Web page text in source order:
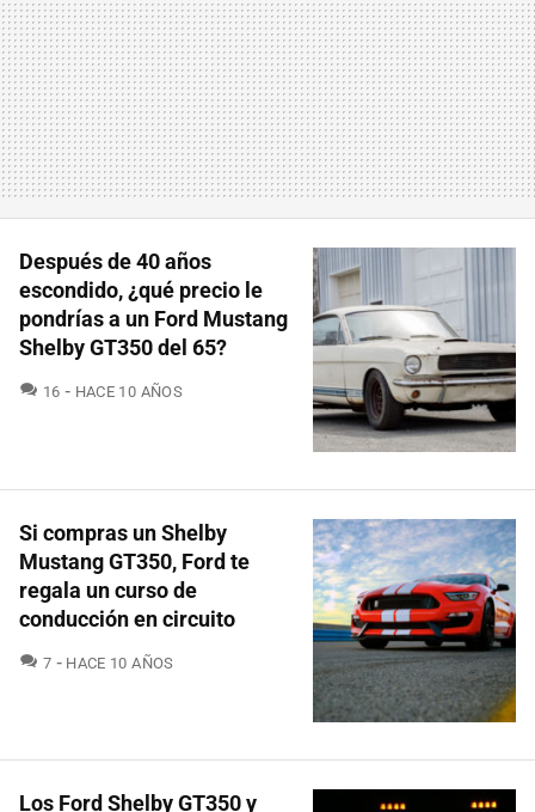
Después de 40 años
escondido, ¿qué precio le
pondrías a un Ford Mustang
Shelby GT350 del 65?
16 COMENTARIOS
HACE 10 AÑOS
Si compras un Shelby
Mustang GT350, Ford te
regala un curso de
conducción en circuito
7 COMENTARIOS
HACE 10 AÑOS
Los Ford Shelby GT350 y